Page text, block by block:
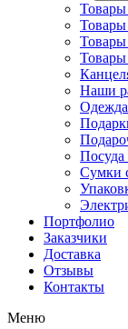
Товары
Товары
Товары
Товары
Наши
Посуда
Сумки
Портфолио
Заказчики
Доставка
Отзывы
Контакты
Меню